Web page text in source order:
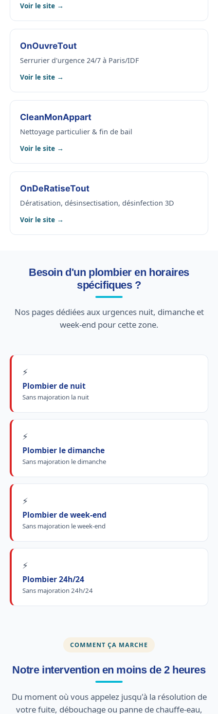
Voir le site →
OnOuvreTout
Serrurier d'urgence 24/7 à Paris/IDF
Voir le site →
CleanMonAppart
Nettoyage particulier & fin de bail
Voir le site →
OnDeRatiseTout
Dératisation, désinsectisation, désinfection 3D
Voir le site →
Besoin d'un plombier en horaires
spécifiques ?
Nos pages dédiées aux urgences nuit, dimanche et
week-end pour cette zone.
⚡
Plombier de nuit
Sans majoration la nuit
⚡
Plombier le dimanche
Sans majoration le dimanche
⚡
Plombier de week-end
Sans majoration le week-end
⚡
Plombier 24h/24
Sans majoration 24h/24
COMMENT ÇA MARCHE
Notre intervention en moins de 2 heures
Du moment où vous appelez jusqu'à la résolution de
votre fuite, débouchage ou panne de chauffe-eau,